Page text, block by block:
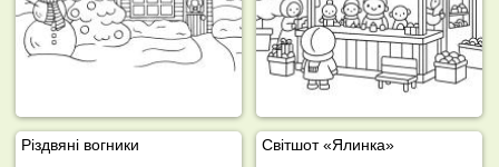
Різдвяні вогники Світшот «Ялинка»